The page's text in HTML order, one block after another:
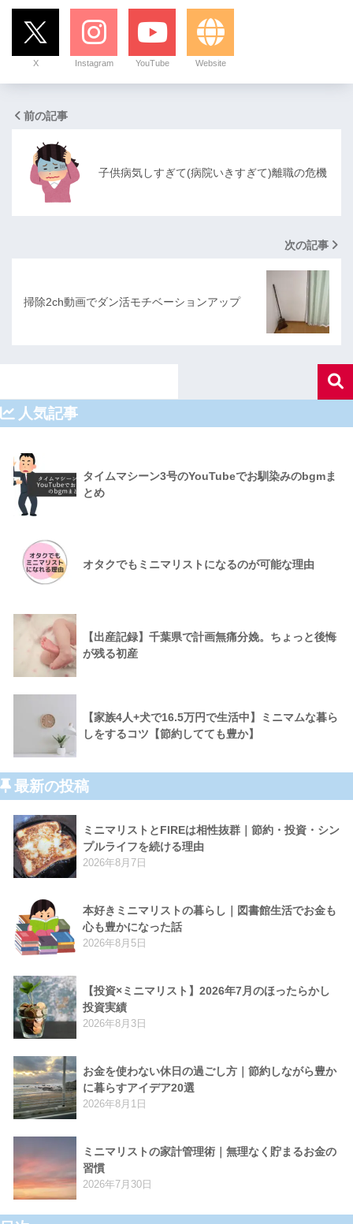
X Instagram YouTube Website
前の記事
子供病気しすぎて(病院いきすぎて)離職の危機
次の記事
掃除2ch動画でダン活モチベーションアップ
人気記事
タイムマシーン3号のYouTubeでお馴染みのbgmま
とめ
オタクでもミニマリストになるのが可能な理由
【出産記録】千葉県で計画無痛分娩。ちょっと後悔
が残る初産
【家族4人+犬で16.5万円で生活中】ミニマムな暮ら
しをするコツ【節約してても豊か】
最新の投稿
ミニマリストとFIREは相性抜群｜節約・投資・シン
プルライフを続ける理由
2026年8月7日
本好きミニマリストの暮らし｜図書館生活でお金も
心も豊かになった話
2026年8月5日
【投資×ミニマリスト】2026年7月のほったらかし
投資実績
2026年8月3日
お金を使わない休日の過ごし方｜節約しながら豊か
に暮らすアイデア20選
2026年8月1日
ミニマリストの家計管理術｜無理なく貯まるお金の
習慣
2026年7月30日